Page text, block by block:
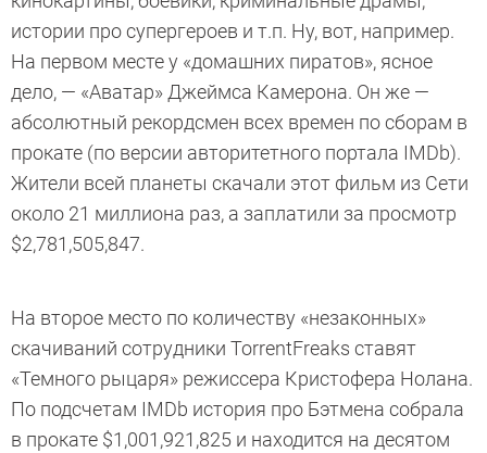
истории про супергероев и т.п. Ну, вот, например.
На первом месте у «домашних пиратов», ясное
дело, — «Аватар» Джеймса Камерона. Он же —
абсолютный рекордсмен всех времен по сборам в
прокате (по версии авторитетного портала IMDb).
Жители всей планеты скачали этот фильм из Сети
около 21 миллиона раз, а заплатили за просмотр
$2,781,505,847.
На второе место по количеству «незаконных»
скачиваний сотрудники TorrentFreaks ставят
«Темного рыцаря» режиссера Кристофера Нолана.
По подсчетам IMDb история про Бэтмена собрала
в прокате $1,001,921,825 и находится на десятом